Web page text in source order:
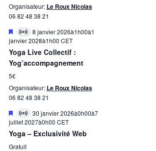
Organisateur: Le Roux Nicolas
06 82 48 38 21
Mis
enVirtual
évènement
8 janvier 2026à1h00à1
janvier 2028à1h00 CET
Yoga Live Collectif :
Yog’accompagnement
5€
Organisateur: Le Roux Nicolas
06 82 48 38 21
Mis
enVirtual
évènement
30 janvier 2026à0h00à7
juillet 2027à0h00 CET
Yoga – Exclusivité Web
Gratuit